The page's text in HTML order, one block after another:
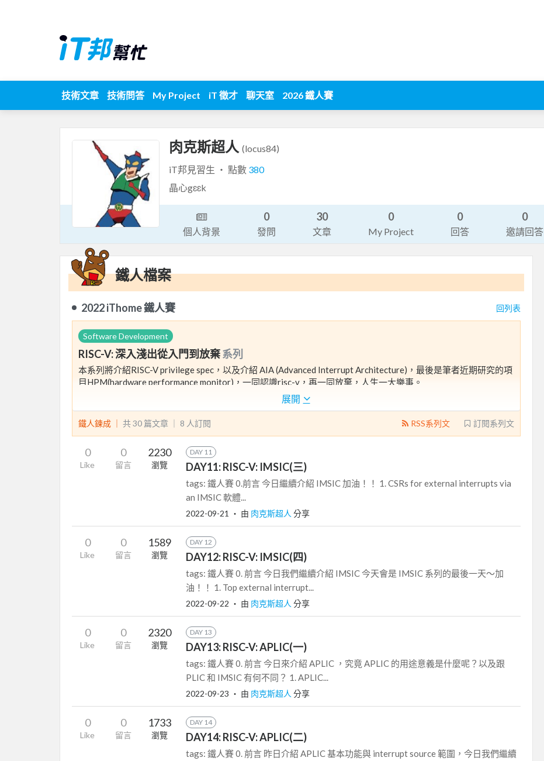
技術文章 技術問答 My Project iT 徵才 聊天室 2026 鐵人賽
肉克斯超人 (locus84)
iT邦見習生 ‧ 點數 380
晶心gɛɛk
個人背景
0
發問
30
文章
0
My Project
0
回答
0
邀請回答
鐵人檔案
2022 iThome 鐵人賽 回列表
Software Development
RISC-V: 深入淺出從入門到放棄系列
本系列將介紹RISC-V privilege spec，以及介紹 AIA (Advanced Interrupt Architecture)，最後是筆者近期研究的項
目HPM(hardware performance monitor)，一同認識risc-v，再一同放棄，人生一大樂事。
是否曾想著躺著賺國外高薪工作，又或者一夜致富的發財夢呢？
看完本篇系列，你將對RISC-V有粗淺的認識，至於為何會想放棄呢？
放棄不勞而獲的高薪工作吧！放棄一夜致富的可能性吧！
放棄從來不代表結束，而是新的開始，結束與開始本是一個輪迴從來沒有先後順序，唯有放棄心中雜念，重新捲
展開
鐵人鍊成 ｜ 共 30 篇文章 ｜ 8 人訂閱 訂閱系列文
RSS系列文
0
Like
0
留言
2230
瀏覽
DAY 11
DAY11: RISC-V: IMSIC(三)
tags: 鐵人賽 0.前言 今日繼續介紹 IMSIC 加油！！ 1. CSRs for external interrupts via
an IMSIC 軟體...
2022-09-21 ‧ 由 肉克斯超人 分享
0
Like
0
留言
1589
瀏覽
DAY 12
DAY12: RISC-V: IMSIC(四)
tags: 鐵人賽 0. 前言 今日我們繼續介紹 IMSIC 今天會是 IMSIC 系列的最後一天～加
油！！ 1. Top external interrupt...
2022-09-22 ‧ 由 肉克斯超人 分享
0
Like
0
留言
2320
瀏覽
DAY 13
DAY13: RISC-V: APLIC(一)
tags: 鐵人賽 0. 前言 今日來介紹 APLIC ，究竟 APLIC 的用途意義是什麼呢？以及跟
PLIC 和 IMSIC 有何不同？ 1. APLIC...
2022-09-23 ‧ 由 肉克斯超人 分享
0
Like
0
留言
1733
瀏覽
DAY 14
DAY14: RISC-V: APLIC(二)
tags: 鐵人賽 0. 前言 昨日介紹 APLIC 基本功能與 interrupt source 範圍，今日我們繼續